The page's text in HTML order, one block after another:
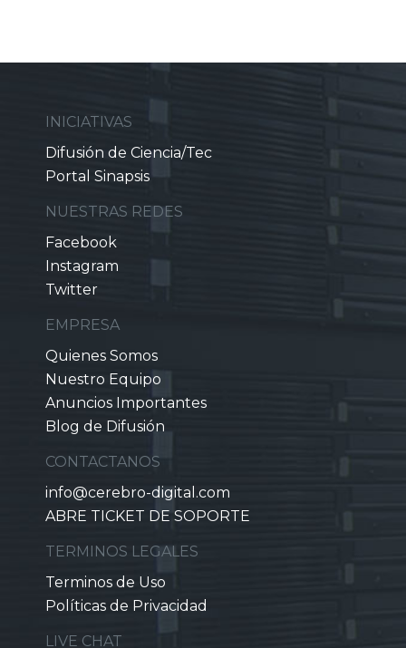
INICIATIVAS
Difusión de Ciencia/Tec
Portal Sinapsis
NUESTRAS REDES
Facebook
Instagram
Twitter
EMPRESA
Quienes Somos
Nuestro Equipo
Anuncios Importantes
Blog de Difusión
CONTACTANOS
info@cerebro-digital.com
ABRE TICKET DE SOPORTE
TERMINOS LEGALES
Terminos de Uso
Políticas de Privacidad
LIVE CHAT